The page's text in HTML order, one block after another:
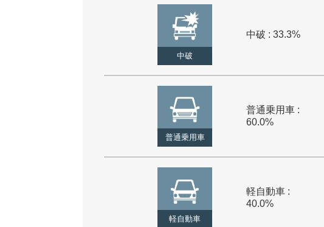
中破
中破 : 33.3%
普通乗用車
普通乗用車 :
60.0%
軽自動車
軽自動車 :
40.0%